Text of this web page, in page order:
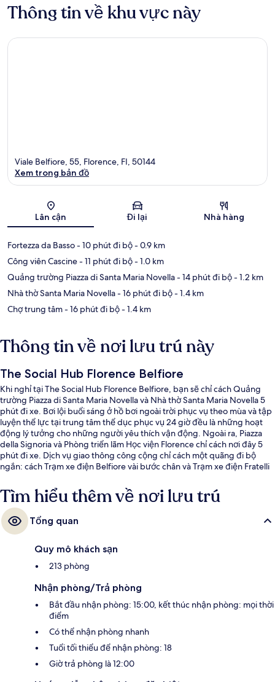
Thông tin về khu vực này
Bản đồ
Viale Belfiore, 55, Florence, FI, 50144
Xem trong bản đồ
Lân cận Đi lại Nhà hàng
Fortezza da Basso- 10 phút đi bộ- 0.9 km
Công viên Cascine- 11 phút đi bộ- 1.0 km
Quảng trường Piazza di Santa Maria Novella- 14 phút đi bộ- 1.2 km
Nhà thờ Santa Maria Novella- 16 phút đi bộ- 1.4 km
Chợ trung tâm- 16 phút đi bộ- 1.4 km
Thông tin về nơi lưu trú này
The Social Hub Florence Belfiore
Khi nghỉ tại The Social Hub Florence Belfiore, bạn sẽ chỉ cách Quảng
trường Piazza di Santa Maria Novella và Nhà thờ Santa Maria Novella 5
phút đi xe. Bơi lội buổi sáng ở hồ bơi ngoài trời phục vụ theo mùa và tập
luyện thể lực tại trung tâm thể dục phục vụ 24 giờ đều là những hoạt
động lý tưởng cho những người yêu thích vận động. Ngoài ra, Piazza
della Signoria và Phòng triển lãm Học viện Florence chỉ cách nơi đây 5
phút đi xe. Dịch vụ giao thông công cộng chỉ cách một quãng đi bộ
ngắn: cách Trạm xe điện Belfiore vài bước chân và Trạm xe điện Fratelli
Tìm hiểu thêm về nơi lưu trú
Tổng quan
Quy mô khách sạn
213 phòng
Nhận phòng/Trả phòng
Bắt đầu nhận phòng: 15:00, kết thúc nhận phòng: mọi thời
điểm
Có thể nhận phòng nhanh
Tuổi tối thiểu để nhận phòng: 18
Giờ trả phòng là 12:00